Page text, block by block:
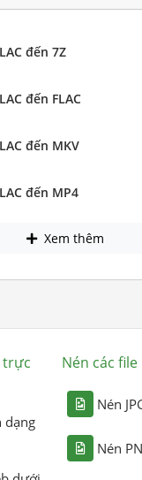
đến 7Z
đến FLAC
đến MKV
đến MP4
Xem thêm
trực
dạng
Nén các
Nén
Nén